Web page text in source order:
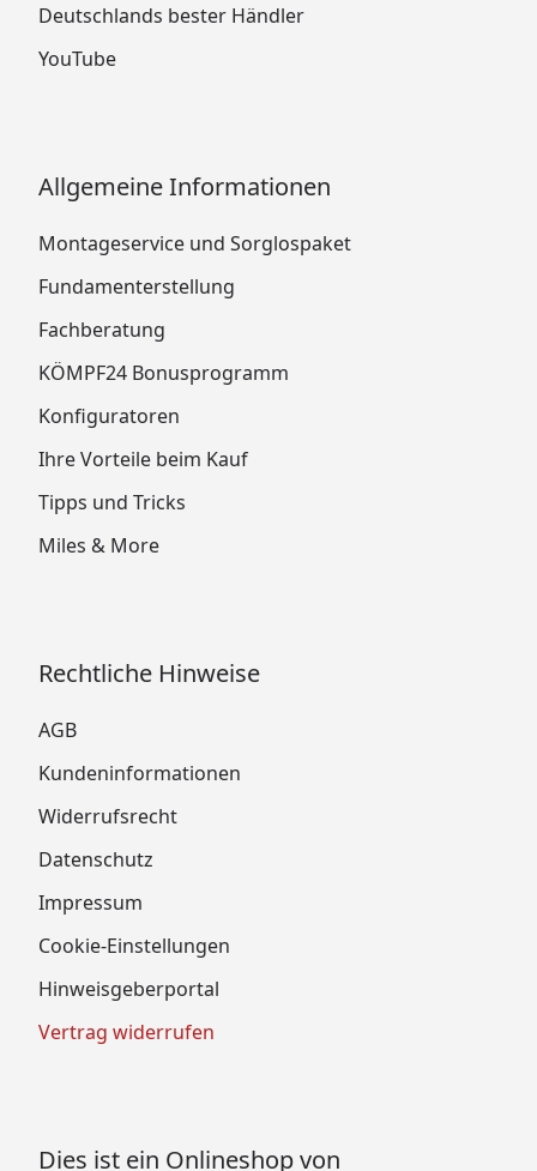
Deutschlands bester Händler
YouTube
Allgemeine Informationen
Montageservice und Sorglospaket
Fundamenterstellung
Fachberatung
KÖMPF24 Bonusprogramm
Konfiguratoren
Ihre Vorteile beim Kauf
Tipps und Tricks
Miles & More
Rechtliche Hinweise
AGB
Kundeninformationen
Widerrufsrecht
Datenschutz
Impressum
Cookie-Einstellungen
Hinweisgeberportal
Vertrag widerrufen
Dies ist ein Onlineshop von